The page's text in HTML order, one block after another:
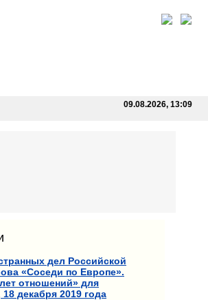
09.08.2026, 13:09
дел Российской
«Соседи по Европе».
отношений» для
декабря 2019 года